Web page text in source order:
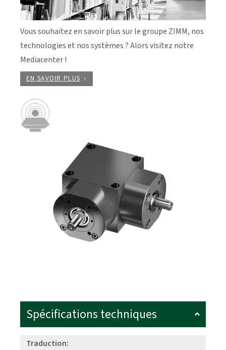
Vous souhaitez en savoir plus sur le groupe ZIMM, nos
technologies et nos systèmes ? Alors visitez notre
Mediacenter !
EN SAVOIR PLUS
Spécifications techniques
Traduction: